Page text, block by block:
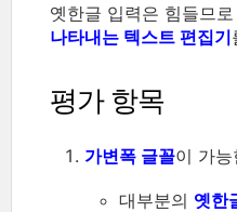
옛한글 입력은 힘들므로
나타내는 텍스트 편집기
평가 항목
가변폭 글꼴이 가능
대부분의 옛한